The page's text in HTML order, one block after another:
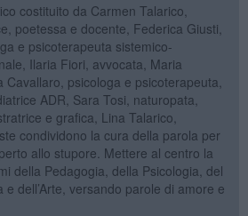
costituito da Carmen Talarico,
poetessa e docente, Federica Giusti,
e psicoterapeuta sistemico-
Ilaria Fiori, avvocata, Maria
Cavallaro, psicologa e psicoterapeuta,
ADR, Sara Tosi, naturopata,
e grafica, Lina Talarico,
condividono la cura della parola per
allo stupore. Mettere al centro la
della Pedagogia, della Psicologia, del
dell’Arte, versando parole di amore e